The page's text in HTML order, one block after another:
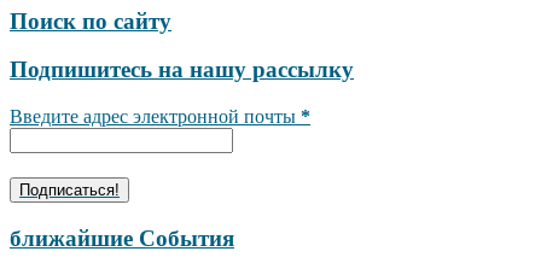
Поиск по сайту
Подпишитесь на нашу рассылку
Введите адрес электронной почты *
ближайшие События